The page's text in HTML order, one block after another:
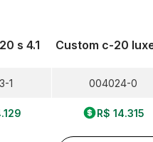
s 4.1
1
Custom c-20
004024-0
R$ 14.315